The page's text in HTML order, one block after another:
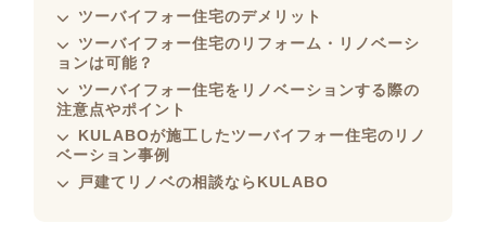
ツーバイフォー住宅のデメリット
ツーバイフォー住宅のリフォーム・リノベーシ
ョンは可能？
ツーバイフォー住宅をリノベーションする際の
注意点やポイント
KULABOが施工したツーバイフォー住宅のリノ
ベーション事例
戸建てリノベの相談ならKULABO